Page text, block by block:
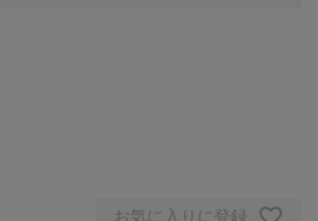
お気に入りに登録